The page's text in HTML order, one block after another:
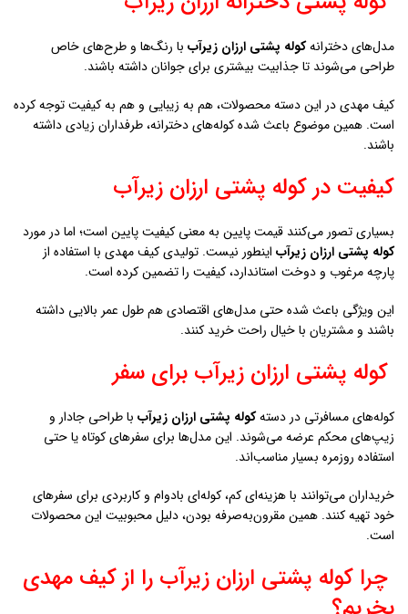
کوله پشتی ارزان زيرآب برای سفر
کوله‌های مسافرتی در دستهکوله پشتی ارزان زيرآب با طراحی جادار و
زیپ‌های محکم عرضه می‌شوند. این مدل‌ها برای سفرهای کوتاه یا حتی
استفاده روزمره بسیار مناسب‌اند.
خریداران می‌توانند با هزینه‌ای کم، کوله‌ای بادوام و کاربردی برای سفرهای
خود تهیه کنند. همین مقرون‌به‌صرفه بودن، دلیل محبوبیت این محصولات
است.
چرا کوله پشتی ارزان زيرآب را از کیف مهدی
بخریم؟
سال‌ها تجربه در این صنعت دارد. این برند همواره سعی کرده بهترین کیفیت
را با قیمت مناسب ارائه دهد.
خرید مستقیم از تولیدی، تنوع مدل‌ها و تضمین کیفیت، دلایلی هستند که
کیف مهدی را به انتخاب اول مشتریان تبدیل کرده‌اند.
راهنمای انتخاب کوله پشتی ارزان زيرآب
بندها و ظرفیت داخلی توجه داشت.
کیف مهدی با ارائه مدل‌های مختلف، انتخاب را برای مشتریان آسان کرده